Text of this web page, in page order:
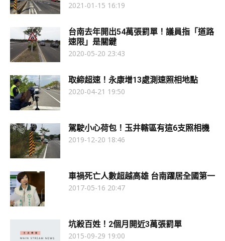
2021-01-15 16:19
台南去年開出54萬張罰單！議員指「道路
速限」是關鍵
2020-05-20 23:43
取締超速！永康增13處測速照相地點
2020-04-21 19:50
駕駛小心荷包！玉井轄區有這6支照相機
2019-12-20 18:46
車禍死亡人數超越高雄 台南躍居全國第一
2017-05-16 20:47
坑殺百姓！2個月開近3萬張罰單
2015-09-29 19:00